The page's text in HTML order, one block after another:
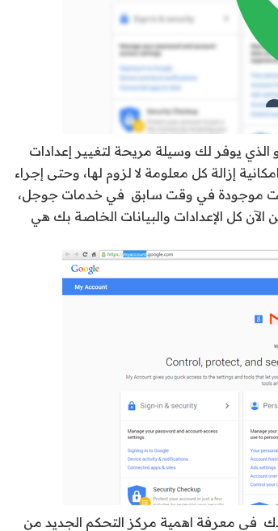
يوفر لك وسيلة مريحة لتغيير إعدادات
إزالة كل معلومة لا لزوم لها، وحتى إجراء
موجودة في وقت سابق في خدمات جوجل،
كل الإعدادات والبيانات الخاصة بك هي
في معرفة اهمية مركز التحكم الجديد من